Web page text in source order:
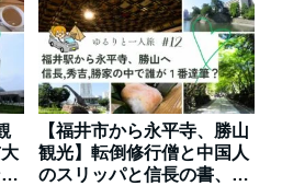
【福井市から永平寺、勝山
観光】転倒修行僧と中国人
のスリッパと信長の書、映